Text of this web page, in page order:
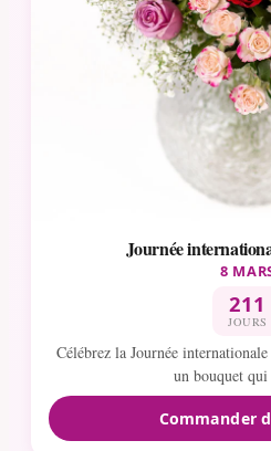
Journée
8
211
JOURS
Célébrez la Journée
un bouquet
Commander